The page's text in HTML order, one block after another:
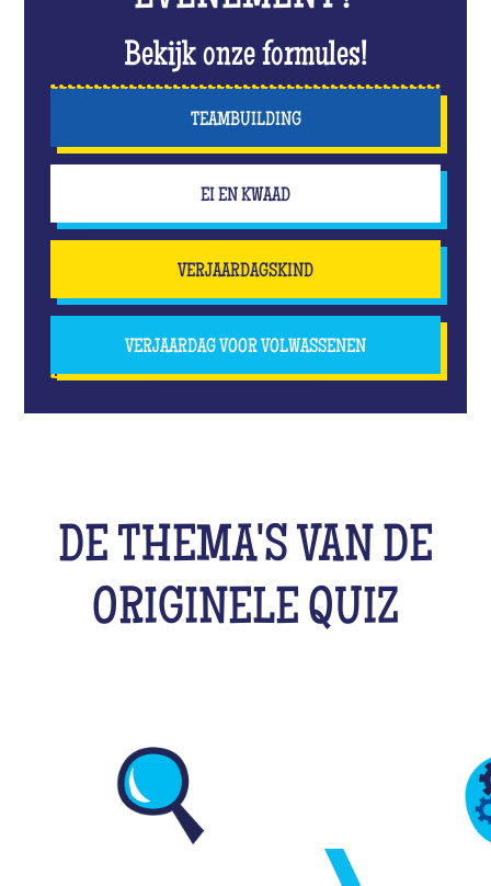
Bekijk onze formules!
TEAMBUILDING
EI EN KWAAD
VERJAARDAGSKIND
VERJAARDAG VOOR VOLWASSENEN
DE THEMA'S VAN DE
ORIGINELE QUIZ